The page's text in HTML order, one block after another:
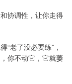
协调性，让你走得
“老了没必要练”，
你不动它，它就萎